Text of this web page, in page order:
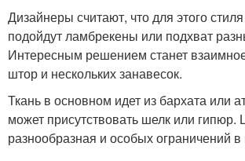
Дизайнеры считают, что для этого
подойдут ламбрекены или подхват
Интересным решением станет
штор и нескольких занавесок.
Ткань в основном идет из бархата или
может присутствовать шелк или гипюр.
разнообразная и особых ограничений в